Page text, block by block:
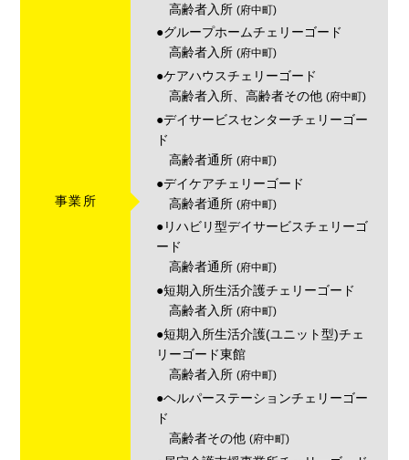
事業所
高齢者入所(府中町)
●グループホームチェリーゴード
高齢者入所(府中町)
●ケアハウスチェリーゴード
高齢者入所、高齢者その他(府中町)
●デイサービスセンターチェリーゴー
ド
高齢者通所(府中町)
●デイケアチェリーゴード
高齢者通所(府中町)
●リハビリ型デイサービスチェリーゴ
ード
高齢者通所(府中町)
●短期入所生活介護チェリーゴード
高齢者入所(府中町)
●短期入所生活介護(ユニット型)チェ
リーゴード東館
高齢者入所(府中町)
●ヘルパーステーションチェリーゴー
ド
高齢者その他(府中町)